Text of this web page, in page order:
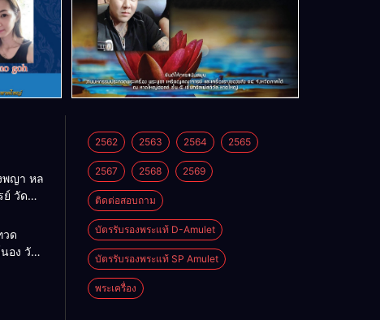
พญา หล
ย์ วัด
วด
อง วัด
2562 2563 2564 2565
2567 2568 2569
ติดต่อสอบถาม
บัตรรับรองพระแท้ D-Amulet
บัตรรับรองพระแท้ SP Amulet
พระเครื่อง